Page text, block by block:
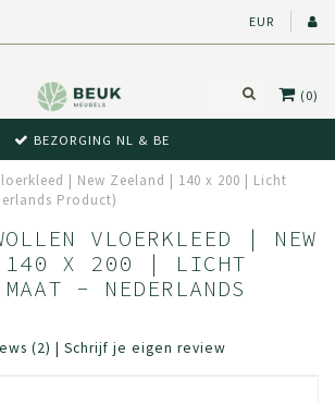
EUR
(0)
BEZORGING NL & BE
| New Zeeland | 140 x 200 | Licht
Product)
VLOERKLEED | NEW
140 X 200 | LICHT
- NEDERLANDS
(2) | Schrijf je eigen review